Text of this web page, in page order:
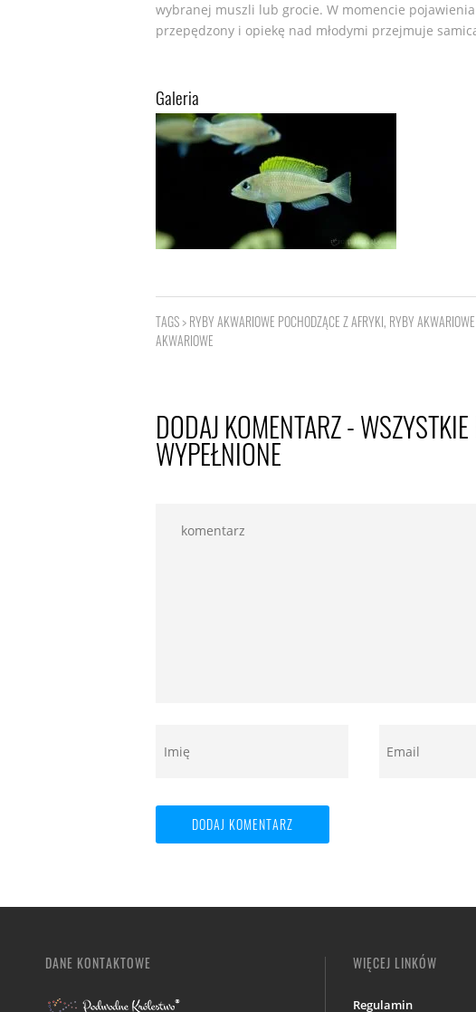
wybranej muszli lub grocie. W momencie
przepędzony i opiekę nad młodymi przejmuje
Galeria
TAGS >RYBY AKWARIOWE POCHODZĄCE Z AFRYKI, RYBY
AKWARIOWE
DODAJ KOMENTARZ -
WYPEŁNIONE
DANE KONTAKTOWE WIĘCEJ LINKÓW
Regulamin